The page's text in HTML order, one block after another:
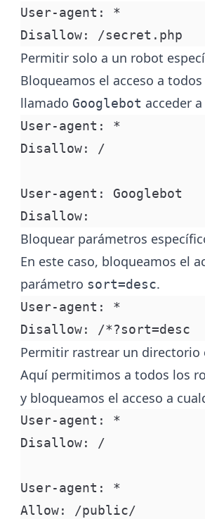
User-agent: *
Disallow: /secret.php
Permitir solo a un robot
Bloqueamos el acceso a
llamado Googlebot acceder
User-agent: *
Disallow: /
User-agent: Googlebot
Disallow:
Bloquear parámetros
En este caso, bloqueamos el
parámetro sort=desc.
User-agent: *
Disallow: /*?sort=desc
Permitir rastrear un directorio
Aquí permitimos a todos los
y bloqueamos el acceso a
User-agent: *
Disallow: /
User-agent: *
Allow: /public/